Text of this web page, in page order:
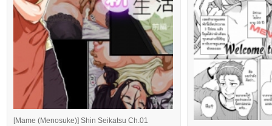
[Mame (Menosuke)] Shin Seikatsu Ch.01